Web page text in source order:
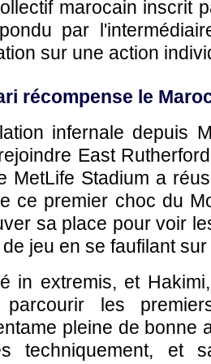
marocain inscrit
par
sur une action
récompense le
infernale depuis
East
MetLife Stadium a
ce premier choc du
sa place pour voir
jeu en se faufilant
in extremis, et
les
pleine de bonne
techniquement, et